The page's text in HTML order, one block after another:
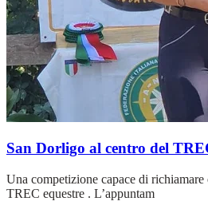
San Dorligo al centro del
Una competizione capace di
TREC equestre . L’appuntam